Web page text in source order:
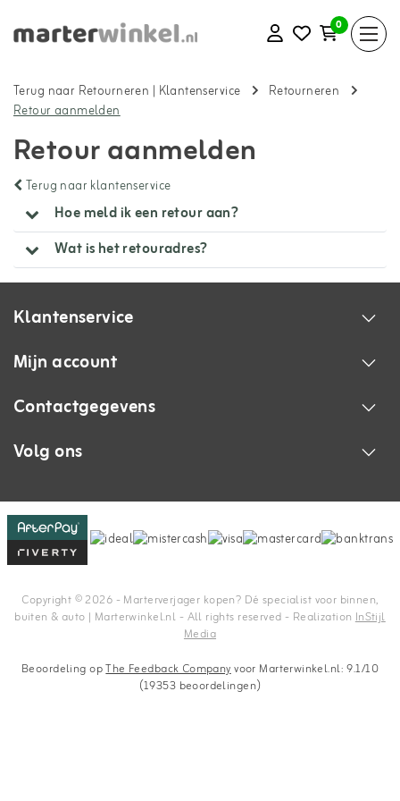
0
Terug naar Retourneren | Klantenservice
Retourneren
Retour aanmelden
Retour aanmelden
Terug naar klantenservice
Hoe meld ik een retour aan?
Wat is het retouradres?
Klantenservice
Mijn account
Contactgegevens
Volg ons
Copyright © 2026 - Marterverjager kopen? Dé specialist voor binnen,
buiten & auto | Marterwinkel.nl - All rights reserved - Realization InStijl
Media
Beoordeling opThe Feedback Companyvoor Marterwinkel.nl: 9.1/10
(19353 beoordelingen)